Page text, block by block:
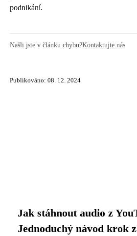
podnikání.
Našli jste v článku chybu?Kontaktujte nás
Publikováno: 08. 12. 2024
Jak stáhnout audio z
Jednoduchý návod krok